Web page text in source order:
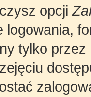
opcji
logowania,
tylko